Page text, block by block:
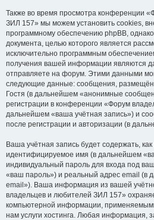
Также во время просмотра конференции
ЗИЛ 157» мы можем установить cookies,
программному обеспечению phpBB,
документа, целью которого является
исключительно программным
получения вашей информации являются
отправляете на форум. Этими данными
следующие данные: сообщения,
Гостя (в дальнейшем «анонимные
регистрации в конференции «Форум
дальнейшем «ваша учётная запись») и
после регистрации и авторизации (в
Ваша учётная запись будет содержать,
идентифицируемое имя (в дальнейшем
индивидуальный пароль для входа под
«ваш пароль») и реальный адрес email (в
email»). Ваша информация из вашей
владельцев и любителей ЗИЛ 157»
компьютерной информации,
нам услуги хостинга. Любая информация,